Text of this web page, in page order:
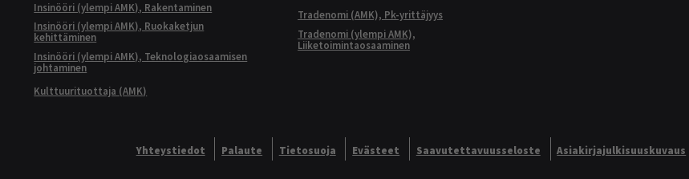
Insinööri (ylempi AMK), Rakentaminen
Insinööri (ylempi AMK), Ruokaketjun
kehittäminen
Insinööri (ylempi AMK), Teknologiaosaamisen
johtaminen
Kulttuurituottaja (AMK)
Tradenomi (AMK), Pk-yrittäjyys
Tradenomi (ylempi AMK),
Liiketoimintaosaaminen
Yhteystiedot Palaute Tietosuoja Evästeet Saavutettavuusseloste Asiakirjajulkisuuskuvaus